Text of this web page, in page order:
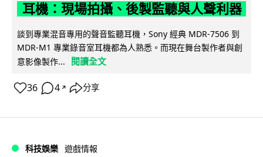
耳機：現場拍攝、後製監聽與人聲利器
談到專業混音專用的聲音監聽耳機，Sony 經典 MDR-7506 到
MDR-M1 專業錄音室耳機都為人熟悉。而現在舞台製作者與創
意影像製作...
閱讀全文
36 4 ↗ 分享
科技娛樂 遊戲情報